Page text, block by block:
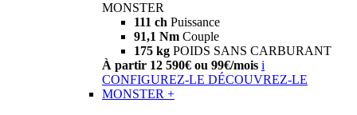
MONSTER
111 ch Puissance
91,1 Nm Couple
175 kg POIDS SANS CARBURANT
À partir 12 590€ ou 99€/mois i
CONFIGUREZ-LE DÉCOUVREZ-LE
MONSTER +